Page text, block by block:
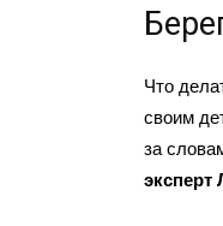
Что
своим
за